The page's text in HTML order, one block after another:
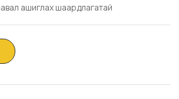
ашиглах шаардлагатай